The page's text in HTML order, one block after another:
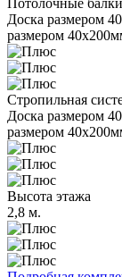
Потолочные балки
Доска размером
размером
Стропильная
Доска размером
размером
Высота этажа
2,8 м.